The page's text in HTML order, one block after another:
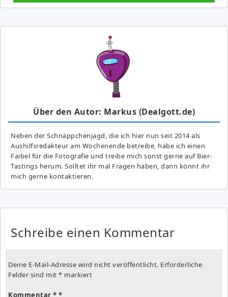
Über den Autor: Markus (Dealgott.de)
Neben der Schnäppchenjagd, die ich hier nun seit 2014 als
Aushilfsredakteur am Wochenende betreibe, habe ich einen
Faibel für die Fotografie und treibe mich sonst gerne auf Bier-
Tastings herum. Solltet ihr mal Fragen haben, dann könnt ihr
mich gerne kontaktieren.
Schreibe einen Kommentar
Deine E-Mail-Adresse wird nicht veröffentlicht. Erforderliche
Felder sind mit * markiert
Kommentar *